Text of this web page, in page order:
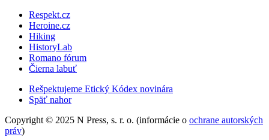
Respekt.cz
Heroine.cz
Hiking
HistoryLab
Romano fórum
Čierna labuť
Rešpektujeme Etický Kódex novinára
Späť nahor
Copyright © 2025 N Press, s. r. o. (informácie o ochrane autorských
práv)